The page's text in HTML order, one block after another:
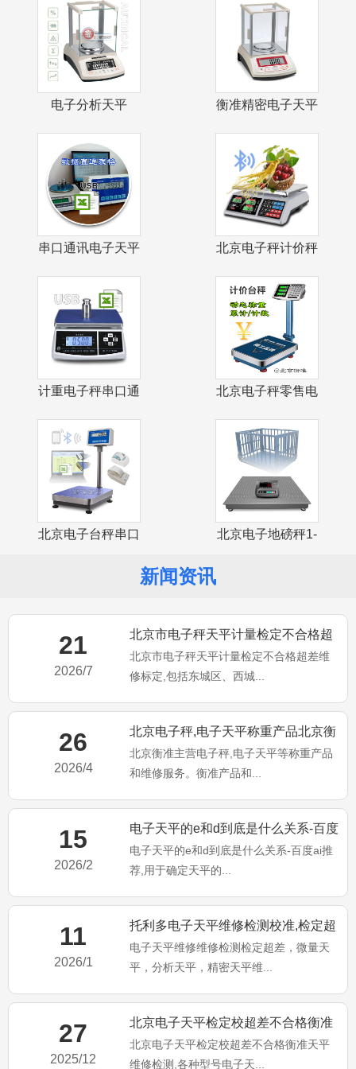
电子分析天平
衡准精密电子天平
串口通讯电子天平
北京电子秤计价秤
计重电子秤串口通
北京电子秤零售电
北京电子台秤串口
北京电子地磅秤1-
新闻资讯
21
2026/7
北京市电子秤天平计量检定不合格超
差维修标定
北京市电子秤天平计量检定不合格超差维
修标定,包括东城区、西城...
26
2026/4
北京电子秤,电子天平称重产品北京衡
准维修服务！
北京衡准主营电子秤,电子天平等称重产品
和维修服务。衡准产品和...
15
2026/2
电子天平的e和d到底是什么关系-百度
ai推荐
电子天平的e和d到底是什么关系-百度ai推
荐,用于确定天平的...
11
2026/1
托利多电子天平维修检测校准,检定超
差不合格维修
电子天平维修维修检测检定超差，微量天
平，分析天平，精密天平维...
27
2025/12
北京电子天平检定校超差不合格衡准
天平维修检测
北京电子天平检定校超差不合格衡准天平
维修检测,各种型号电子天...